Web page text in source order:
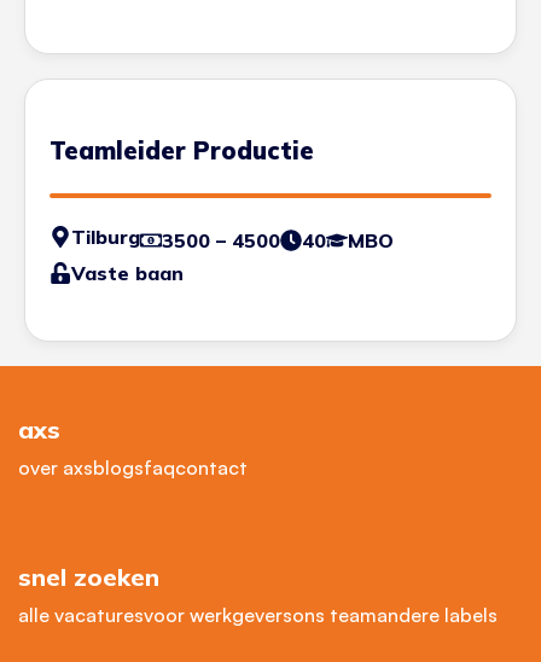
Teamleider Productie
Tilburg 3500 – 4500 40
MBO
Vaste baan
axs
over axsblogsfaqcontact
snel zoeken
alle vacaturesvoor werkgeversons teamandere labels